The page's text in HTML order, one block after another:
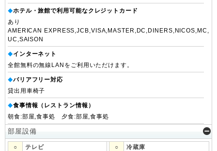
◆ホテル・旅館で利用可能なクレジットカード
あり
AMERICAN EXPRESS,JCB,VISA,MASTER,DC,DINERS,NICOS,MC,
UC,SAISON
◆インターネット
全館無料の無線LANをご利用いただけます。
◆バリアフリー対応
貸出用車椅子
◆食事情報（レストラン情報）
朝食:部屋,食事処 夕食:部屋,食事処
部屋設備
○ テレビ ○
冷蔵庫